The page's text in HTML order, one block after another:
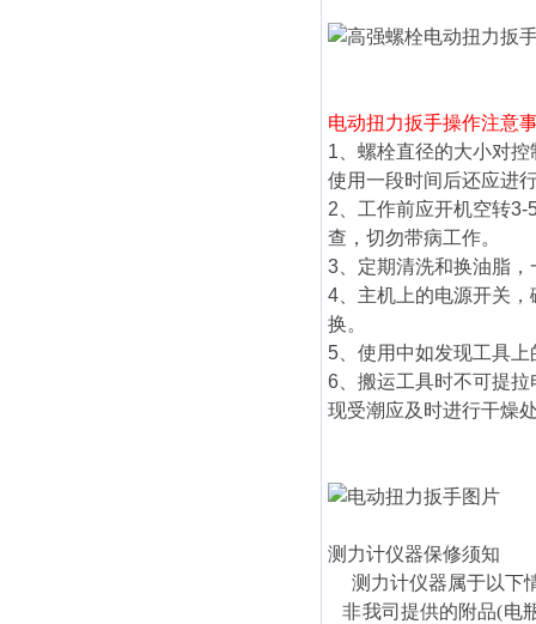
电动扭力扳手操作注意
1、螺栓直径的大小对
使用一段时间后还应进
2、工作前应开机空转
查，切勿带病工作。
3、定期清洗和换油脂
4、主机上的电源开关
换。
5、使用中如发现工具
6、搬运工具时不可提
现受潮应及时进行干燥
测力计仪器保修须知
测力计仪器属于以下
非我司提供的附品(电